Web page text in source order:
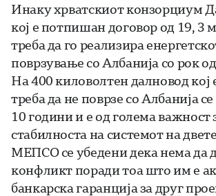
Инаку хрватскиот конзорциум
кој е потпишан договор од 19, 3
треба да го реализира
поврзување со Албанија со рок
На 400 киловолтен далновод кој
треба да не поврзе со Албанија
10 години и е од голема важност
стабилноста на системот на
МЕПСО се убедени дека нема да
конфликт поради тоа што им е
банкарска гаранција за друг